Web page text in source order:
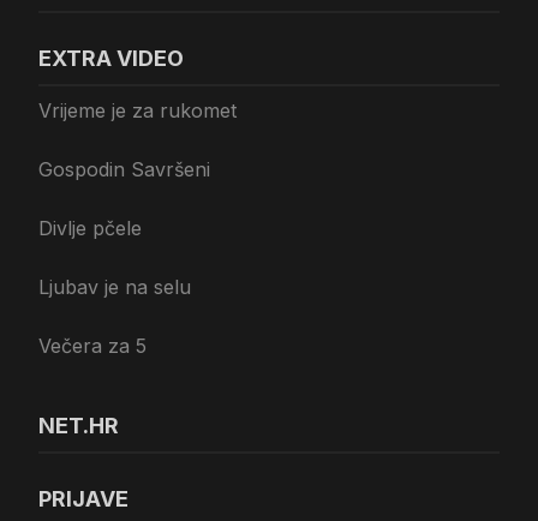
EXTRA VIDEO
Vrijeme je za rukomet
Gospodin Savršeni
Divlje pčele
Ljubav je na selu
Večera za 5
NET.HR
PRIJAVE